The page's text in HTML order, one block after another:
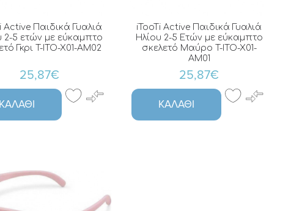
Active Παιδικά Γυαλιά
2-5 ετών με εύκαμπτο
Γκρι T-ITO-X01-AM02
25,87€
ΚΑΛΆΘΙ
iTooTi Active Παιδικά Γυαλιά
Ηλίου 2-5 Ετών με εύκαμπτο
σκελετό Μαύρο T-ITO-X01-
AM01
25,87€
ΚΑΛΆΘΙ